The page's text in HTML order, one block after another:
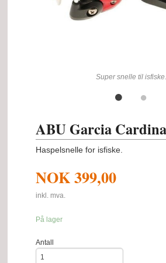
Super snelle til isfiske.
ABU Garcia
Haspelsnelle for isfiske.
NOK399,00
inkl. mva.
På lager
Antall